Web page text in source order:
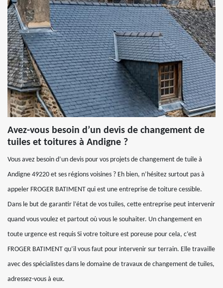
Avez-vous besoin d’un devis de changement de
tuiles et toitures à Andigne ?
Vous avez besoin d’un devis pour vos projets de changement de tuile à
Andigne 49220 et ses régions voisines ? Eh bien, n’hésitez surtout pas à
appeler FROGER BATIMENT qui est une entreprise de toiture cessible.
Dans le but de garantir l’état de vos tuiles, cette entreprise peut intervenir
quand vous voulez et partout où vous le souhaiter. Un changement en
toute urgence est requis Si votre toiture est poreuse pour cela, c’est
FROGER BATIMENT qu’il vous faut pour intervenir sur terrain. Elle travaille
avec des spécialistes dans le domaine de travaux de changement de tuiles,
adressez-vous à eux.